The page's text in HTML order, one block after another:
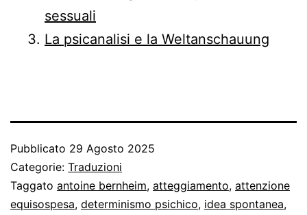
sessuali
La psicanalisi e la Weltanschauung
Pubblicato 29 Agosto 2025
Categorie: Traduzioni
Taggato antoine bernheim, atteggiamento, attenzione
equisospesa, determinismo psichico, idea spontanea,